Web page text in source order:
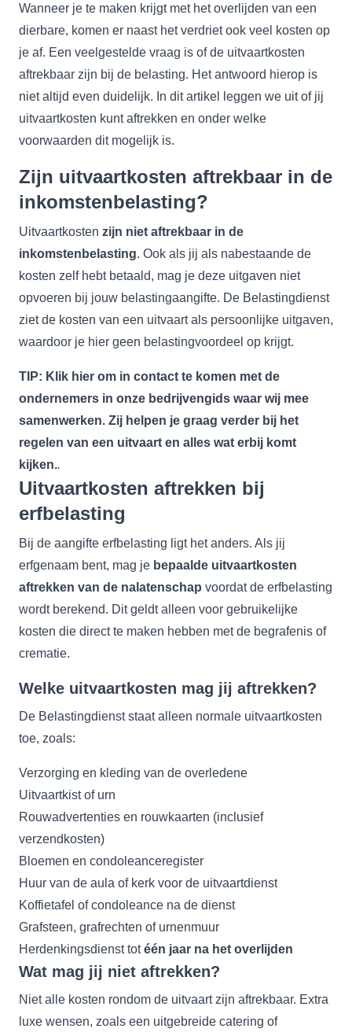
Wanneer je te maken krijgt met het overlijden van een
dierbare, komen er naast het verdriet ook veel kosten op
je af. Een veelgestelde vraag is of de uitvaartkosten
aftrekbaar zijn bij de belasting. Het antwoord hierop is
niet altijd even duidelijk. In dit artikel leggen we uit of jij
uitvaartkosten kunt aftrekken en onder welke
voorwaarden dit mogelijk is.
Zijn uitvaartkosten aftrekbaar in de
inkomstenbelasting?
Uitvaartkosten zijn niet aftrekbaar in de
inkomstenbelasting. Ook als jij als nabestaande de
kosten zelf hebt betaald, mag je deze uitgaven niet
opvoeren bij jouw belastingaangifte. De Belastingdienst
ziet de kosten van een uitvaart als persoonlijke uitgaven,
waardoor je hier geen belastingvoordeel op krijgt.
TIP: Klik hier om in contact te komen met de
ondernemers in onze bedrijvengids waar wij mee
samenwerken. Zij helpen je graag verder bij het
regelen van een uitvaart en alles wat erbij komt
kijken..
Uitvaartkosten aftrekken bij
erfbelasting
Bij de aangifte erfbelasting ligt het anders. Als jij
erfgenaam bent, mag je bepaalde uitvaartkosten
aftrekken van de nalatenschap voordat de erfbelasting
wordt berekend. Dit geldt alleen voor gebruikelijke
kosten die direct te maken hebben met de begrafenis of
crematie.
Welke uitvaartkosten mag jij aftrekken?
De Belastingdienst staat alleen normale uitvaartkosten
toe, zoals:
Verzorging en kleding van de overledene
Uitvaartkist of urn
Rouwadvertenties en rouwkaarten (inclusief
verzendkosten)
Bloemen en condoleanceregister
Huur van de aula of kerk voor de uitvaartdienst
Koffietafel of condoleance na de dienst
Grafsteen, grafrechten of urnenmuur
Herdenkingsdienst totéén jaar na het overlijden
Wat mag jij niet aftrekken?
Niet alle kosten rondom de uitvaart zijn aftrekbaar. Extra
luxe wensen, zoals een uitgebreide catering of